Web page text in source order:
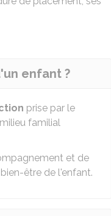
enfant ?
prise par le
familial
et de
être de l'enfant.